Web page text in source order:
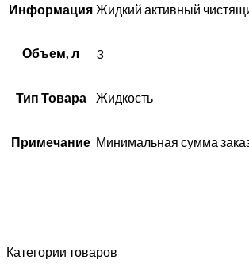
Информация Жидкий активный
Объем, л 3
Тип Товара Жидкость
Примечание Минимальная сумма
Категории товаров